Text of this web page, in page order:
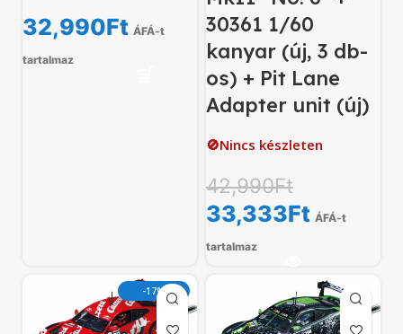
32,990Ft ÁFÁ-t
tartalmaz
30361 1/60
kanyar (új, 3 db-
os) + Pit Lane
Adapter unit (új)
🚫Nincs készleten
42,990Ft
33,333Ft ÁFÁ-t
tartalmaz
-17%